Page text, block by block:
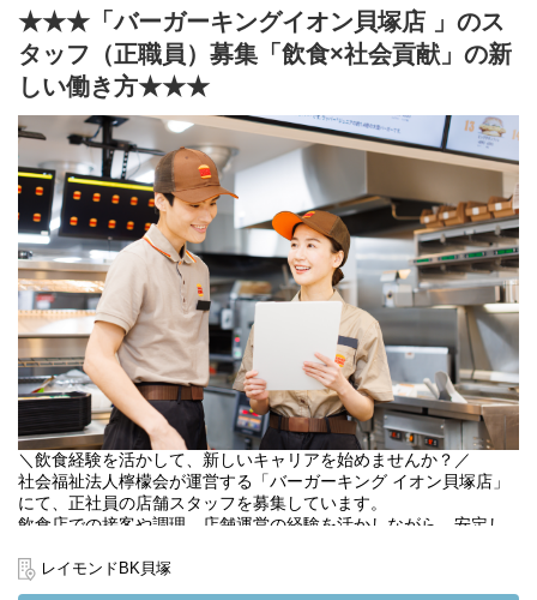
世界基準のわかりやすいマニュアルと、支援員・店舗スタッフの
サポートがあるので、できることから少しずつスタートできま
す。はじめは洗い物や後片付け、簡単な調理補助などから慣れて
いき、少しずつ接客や商品づくりにもチャレンジできます。
実際の店舗で、一般のお客様と関わりながら働けるため、一般就
労に向けて必要な「働く力」「接客スキル」「チームで協力する
力」を身につけることができます。
食事補助もあり、バーガーキングならではの雰囲気を感じなが
ら、楽しく前向きに働ける環境です◎
★★★「バーガーキングイオン貝塚店 」のス
タッフ（正職員）募集「飲食×社会貢献」の新
しい働き方★★★
＼飲食経験を活かして、新しいキャリアを始めませんか？／
社会福祉法人檸檬会が運営する「バーガーキング イオン貝塚店」
にて、正社員の店舗スタッフを募集しています。
飲食店での接客や調理、店舗運営の経験を活かしながら、安定し
既存店舗では、飲食業界では珍しく1店舗あたり正職員5名体制で
レイモンドBK貝塚